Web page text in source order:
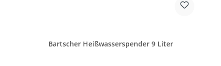
Bartscher Heißwasserspender 9 Liter